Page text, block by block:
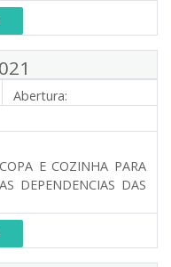
Abertura:
E COZINHA PARA
DEPENDENCIAS DAS